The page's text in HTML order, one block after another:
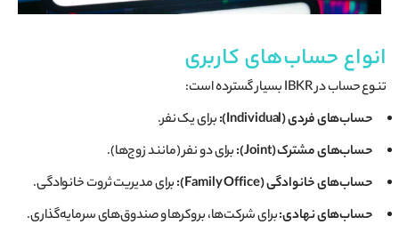
انواع حساب‌های کاربری
تنوع حساب در IBKR بسیار گسترده است:
حساب‌های فردی (Individual):
برای یک نفر.
حساب‌های مشترک (Joint):
برای دو نفر (مانند زوج‌ها).
حساب‌های خانوادگی (Family Office):
برای مدیریت ثروت خانوادگی.
حساب‌های نهادی:برای شرکت‌ها، بروکرها و صندوق‌های سرمایه‌گذاری.